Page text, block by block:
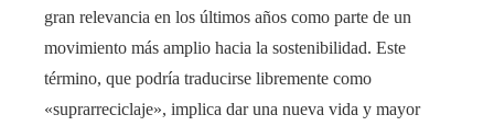
gran relevancia en los últimos años como parte de un
movimiento más amplio hacia la sostenibilidad. Este
término, que podría traducirse libremente como
«suprarreciclaje», implica dar una nueva vida y mayor